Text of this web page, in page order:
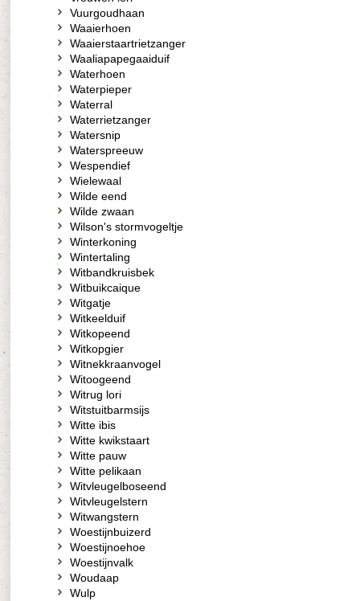
Vuurgoudhaan
Waaierhoen
Waaierstaartrietzanger
Waaliapapegaaiduif
Waterhoen
Waterpieper
Waterral
Waterrietzanger
Watersnip
Waterspreeuw
Wespendief
Wielewaal
Wilde eend
Wilde zwaan
Wilson's stormvogeltje
Winterkoning
Wintertaling
Witbandkruisbek
Witbuikcaique
Witgatje
Witkeelduif
Witkopeend
Witkopgier
Witnekkraanvogel
Witoogeend
Witrug lori
Witstuitbarmsijs
Witte ibis
Witte kwikstaart
Witte pauw
Witte pelikaan
Witvleugelboseend
Witvleugelstern
Witwangstern
Woestijnbuizerd
Woestijnoehoe
Woestijnvalk
Woudaap
Wulp